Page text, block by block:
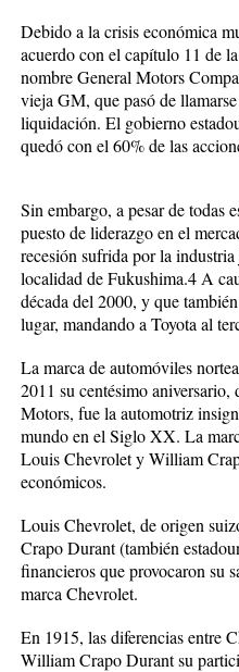
Debido a la crisis económica
acuerdo con el capítulo 11 de
nombre General Motors
vieja GM, que pasó de
liquidación. El gobierno
quedó con el 60% de las
Sin embargo, a pesar de todas
puesto de liderazgo en el
recesión sufrida por la
localidad de Fukushima.4 A
década del 2000, y que
lugar, mandando a Toyota al
La marca de automóviles
2011 su centésimo
Motors, fue la automotriz
mundo en el Siglo XX. La
Louis Chevrolet y William
económicos.
Louis Chevrolet, de origen
Crapo Durant (también
financieros que provocaron su
marca Chevrolet.
En 1915, las diferencias entre
William Crapo Durant su